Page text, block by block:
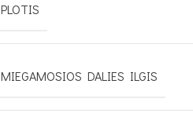
PLOTIS
MIEGAMOSIOS DALIES ILGIS